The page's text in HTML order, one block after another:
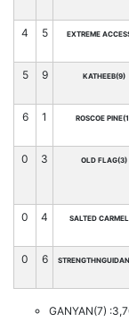
4 5 EXTREME
5 9 KATHEEB(9)
6 1 ROSCOE
0 3 OLD FLAG(3)
0 4 SALTED
0 6
GANYAN(7)